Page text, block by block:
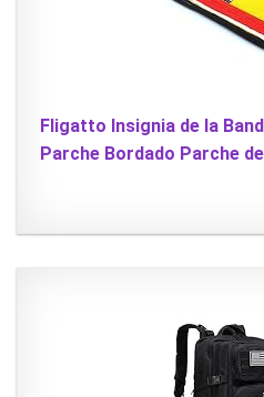
Fligatto Insignia de la
Parche Bordado Parche